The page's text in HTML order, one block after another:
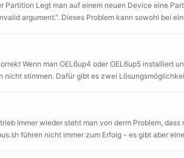
Partition Legt man auf einem neuen Device eine
argument.". Dieses Problem kann sowohl bei
Wenn man OEL6up4 oder OEL6up5 installiert
nicht stimmen. Dafür gibt es zwei
Immer wieder steht man von derm Problem,
führen nicht immer zum Erfolg - es gibt aber